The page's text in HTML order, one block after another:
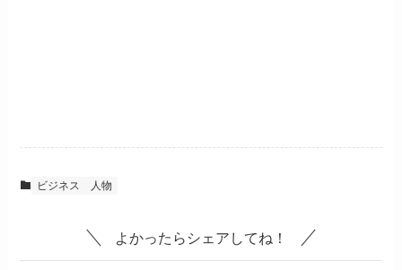
ビジネス 人物
よかったらシェアしてね！